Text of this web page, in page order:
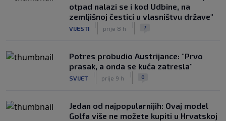
otpad nalazi se i kod Udbine, na
zemljišnoj čestici u vlasništvu države"
VIJESTI prije 8 h 7
Potres probudio Austrijance: "Prvo
prasak, a onda se kuća zatresla"
SVIJET prije 9 h 0
Jedan od najpopularnijih: Ovaj model
Golfa više ne možete kupiti u Hrvatskoj